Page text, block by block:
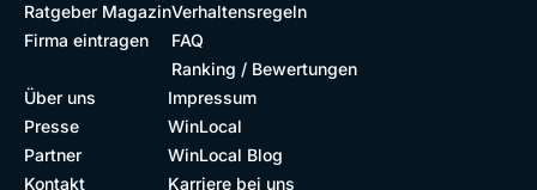
Ratgeber Magazin
Firma eintragen
Verhaltensregeln
FAQ
Ranking / Bewertungen
Über uns
Presse
Partner
Kontakt
Impressum
WinLocal
WinLocal Blog
Karriere bei uns